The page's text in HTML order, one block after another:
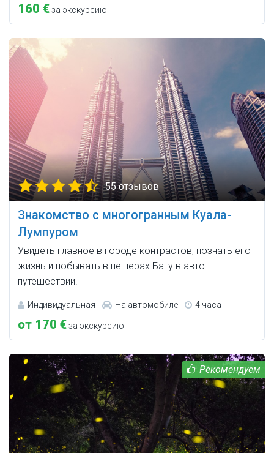
160 €за экскурсию
55 отзывов
Знакомство с многогранным Куала-
Лумпуром
Увидеть главное в городе контрастов, познать его
жизнь и побывать в пещерах Бату в авто-
путешествии.
Индивидуальная На автомобиле 4 часа
от 170 €за экскурсию